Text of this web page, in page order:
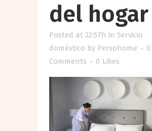
del hogar
Posted at 22:57h in Servicio
doméstico by Persohome
0
Comments
0 Likes